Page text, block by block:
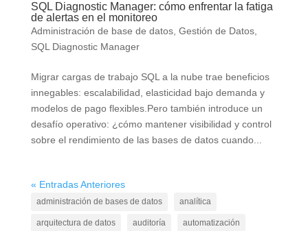
SQL Diagnostic Manager: cómo enfrentar la fatiga
de alertas en el monitoreo
Administración de base de datos, Gestión de Datos,
SQL Diagnostic Manager
Migrar cargas de trabajo SQL a la nube trae beneficios
innegables: escalabilidad, elasticidad bajo demanda y
modelos de pago flexibles.Pero también introduce un
desafío operativo: ¿cómo mantener visibilidad y control
sobre el rendimiento de las bases de datos cuando...
« Entradas Anteriores
administración de bases de datos analítica
arquitectura de datos auditoría automatización